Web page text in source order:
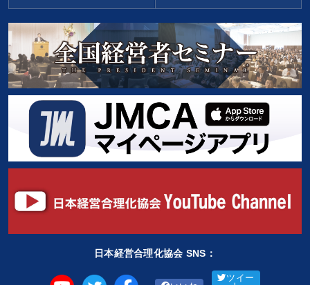
日本経営合理化協会 SNS：
ツイー